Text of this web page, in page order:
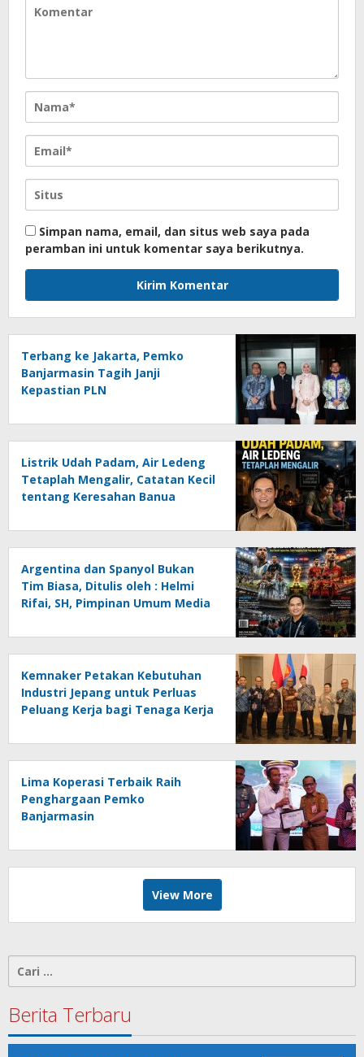
Simpan nama, email, dan situs web saya pada
peramban ini untuk komentar saya berikutnya.
Terbang ke Jakarta, Pemko
Banjarmasin Tagih Janji
Kepastian PLN
Listrik Udah Padam, Air Ledeng
Tetaplah Mengalir, Catatan Kecil
tentang Keresahan Banua
Ancaman Lingkungan, Oleh :
Helmi Rifai, SH
Argentina dan Spanyol Bukan
Tim Biasa, Ditulis oleh : Helmi
Rifai, SH, Pimpinan Umum Media
Kemnaker Petakan Kebutuhan
Industri Jepang untuk Perluas
Peluang Kerja bagi Tenaga Kerja
Lima Koperasi Terbaik Raih
Penghargaan Pemko
Banjarmasin
View More
Cari
Berita Terbaru